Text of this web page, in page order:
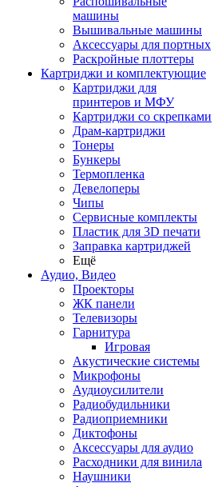
машины
Вышивальные машины
Аксессуары для портных
Раскройные плоттеры
Картриджи и комплектующие
Картриджи для
принтеров и МФУ
Картриджи со скрепками
Драм-картриджи
Тонеры
Бункеры
Термопленка
Девелоперы
Чипы
Сервисные комплекты
Пластик для 3D печати
Заправка картриджей
Ещё
Аудио, Видео
Проекторы
ЖК панели
Телевизоры
Гарнитура
Игровая
Акустические системы
Микрофоны
Аудиоусилители
Радиобудильники
Радиоприемники
Диктофоны
Аксессуары для аудио
Расходники для винила
Наушники